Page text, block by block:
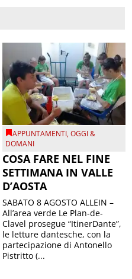
APPUNTAMENTI,OGGI &
DOMANI
COSA FARE NEL FINE
SETTIMANA IN VALLE
D’AOSTA
SABATO 8 AGOSTO ALLEIN –
All’area verde Le Plan-de-
Clavel prosegue “ItinerDante”,
le letture dantesche, con la
partecipazione di Antonello
Pistritto (...